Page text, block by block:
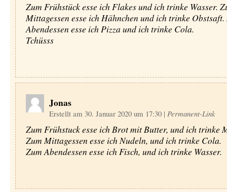
Zum Frühstück esse ich Flakes und ich trinke Wasser.
Mittagessen esse ich Hähnchen und ich trinke Obstsaft.
Abendessen esse ich Pizza und ich trinke Cola.
Tchüsss
Jonas
Erstellt am 30. Januar 2020 um 17:30 | Permanent-Link
Zum Frühstuck esse ich Brot mit Butter, und ich trinke
Zum Mittagessen esse ich Nudeln, und ich trinke Cola.
Zum Abendessen esse ich Fisch, und ich trinke Wasser.